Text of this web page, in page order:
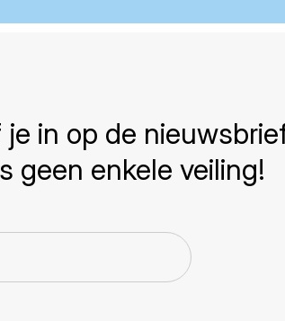
je in op de
geen enkele veiling!